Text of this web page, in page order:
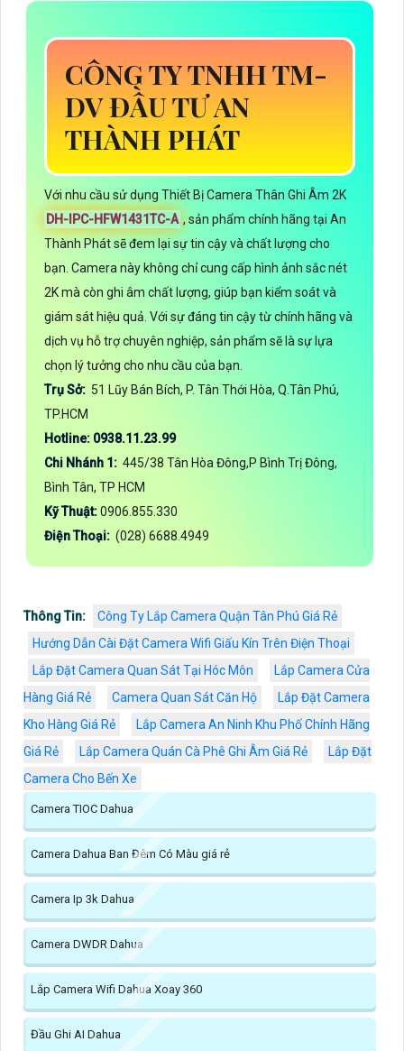
CÔNG TY TNHH TM-
DV ĐẦU TƯ AN
THÀNH PHÁT
Với nhu cầu sử dụng Thiết Bị Camera Thân Ghi Âm 2K
DH-IPC-HFW1431TC-A , sản phẩm chính hãng tại An
Thành Phát sẽ đem lại sự tin cậy và chất lượng cho
bạn. Camera này không chỉ cung cấp hình ảnh sắc nét
2K mà còn ghi âm chất lượng, giúp bạn kiểm soát và
giám sát hiệu quả. Với sự đáng tin cậy từ chính hãng và
dịch vụ hỗ trợ chuyên nghiệp, sản phẩm sẽ là sự lựa
chọn lý tưởng cho nhu cầu của bạn.
Trụ Sở: 51 Lũy Bán Bích, P. Tân Thới Hòa, Q.Tân Phú,
TP.HCM
Hotline: 0938.11.23.99
Chi Nhánh 1: 445/38 Tân Hòa Đông,P Bình Trị Đông,
Bình Tân, TP HCM
Kỹ Thuật:0906.855.330
Điện Thoại: (028) 6688.4949
Thông Tin:
Công Ty Lắp Camera Quận Tân Phú Giá Rẻ
Hướng Dẫn Cài Đặt Camera Wifi Giấu Kín Trên Điện Thoại
Lắp Đặt Camera Quan Sát Tại Hóc Môn
Lắp Camera Cửa
Hàng Giá Rẻ
Camera Quan Sát Căn Hộ
Lắp Đặt Camera
Kho Hàng Giá Rẻ
Lắp Camera An Ninh Khu Phố Chính Hãng
Giá Rẻ
Lắp Camera Quán Cà Phê Ghi Âm Giá Rẻ
Lắp Đặt
Camera Cho Bến Xe
Camera TIOC Dahua
Camera Dahua Ban Đêm Có Màu giá rẻ
Camera Ip 3k Dahua
Camera DWDR Dahua
Lắp Camera Wifi Dahua Xoay 360
Đầu Ghi AI Dahua